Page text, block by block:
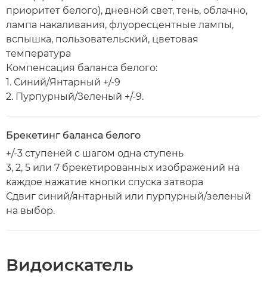
приоритет белого), дневной свет, тень, облачно,
лампа накаливания, флуоресцентные лампы,
вспышка, пользовательский, цветовая
температура
Компенсация баланса белого:
1. Синий/Янтарный +/-9
2. Пурпурный/Зеленый +/-9.
Брекетинг баланса белого
+/-3 ступеней с шагом одна ступень
3, 2, 5 или 7 брекетированных изображений на
каждое нажатие кнопки спуска затвора
Сдвиг синий/янтарный или пурпурный/зеленый
на выбор.
Видоискатель